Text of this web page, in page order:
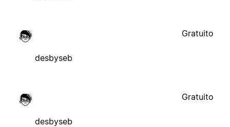
desbyseb
Gratuito
desbyseb
Gratuito